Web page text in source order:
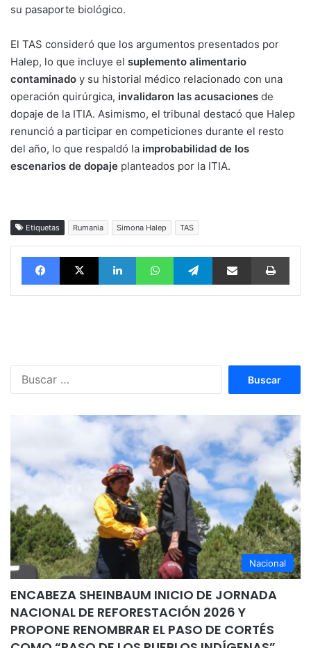
su pasaporte biológico.
El TAS consideró que los argumentos presentados por
Halep, lo que incluye el suplemento alimentario
contaminado y su historial médico relacionado con una
operación quirúrgica, invalidaron las acusaciones de
dopaje de la ITIA. Asimismo, el tribunal destacó que Halep
renunció a participar en competiciones durante el resto
del año, lo que respaldó la improbabilidad de los
escenarios de dopaje planteados por la ITIA.
Etiquetas Rumania Simona Halep TAS
FacebookX LinkedInWhatsAppTelegramvía email
Nacional
ENCABEZA SHEINBAUM INICIO DE JORNADA
NACIONAL DE REFORESTACIÓN 2026 Y
PROPONE RENOMBRAR EL PASO DE CORTÉS